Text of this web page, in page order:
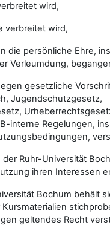
wird,
verbreitet wird,
die persönliche Ehre,
Verleumdung,
gesetzliche
Jugendschutzgesetz,
interne Regelungen,
Ruhr-Universität
ihren Interessen
Bochum behält
geltendes Recht